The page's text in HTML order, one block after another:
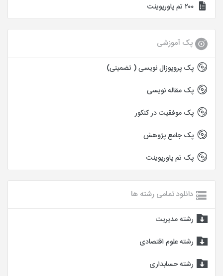
۲۰۰ تم پاورپوینت
پک آموزشی
پک پروپوزال نویسی ( تضمینی)
پک مقاله نویسی
پک موفقیت در کنکور
پک جامع پژوهش
پک تم پاورپوینت
دانلود تمامی رشته ها
رشته مدیریت
رشته علوم اقتصادی
رشته حسابداری